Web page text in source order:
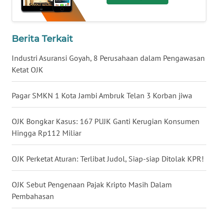
Berita Terkait
Industri Asuransi Goyah, 8 Perusahaan dalam Pengawasan
Ketat OJK
Pagar SMKN 1 Kota Jambi Ambruk Telan 3 Korban jiwa
OJK Bongkar Kasus: 167 PUJK Ganti Kerugian Konsumen
Hingga Rp112 Miliar
OJK Perketat Aturan: Terlibat Judol, Siap-siap Ditolak KPR!
OJK Sebut Pengenaan Pajak Kripto Masih Dalam
Pembahasan
BEKASI
BOGOR
WN
UTARA
SAMOSIR
WN
PADANG